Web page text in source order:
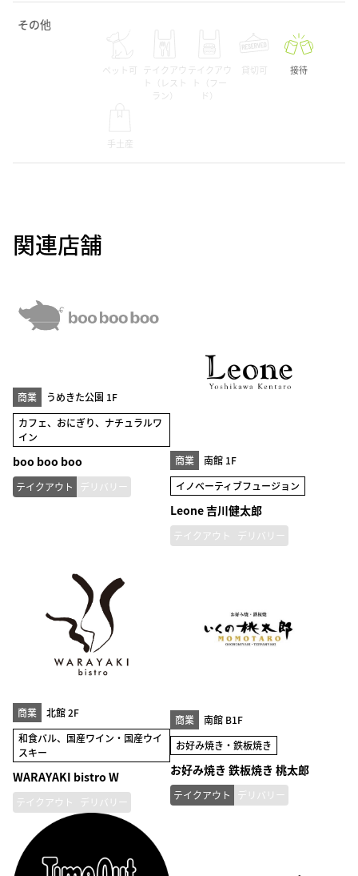
その他
ペット可 テイクアウ
ト（レスト
ラン）
テイクアウ
ト（フー
ド）
貸切可 接待
手土産
関連店舗
商業
うめきた公園 1F
カフェ、おにぎり、ナチュラルワ
イン
boo boo boo
テイクアウト デリバリー
商業
南館 1F
イノベーティブフュージョン
Leone 吉川健太郎
テイクアウト デリバリー
商業
北館 2F
和食バル、国産ワイン・国産ウイ
スキー
WARAYAKI bistro W
テイクアウト デリバリー
商業
南館 B1F
お好み焼き・鉄板焼き
お好み焼き 鉄板焼き 桃太郎
テイクアウト デリバリー